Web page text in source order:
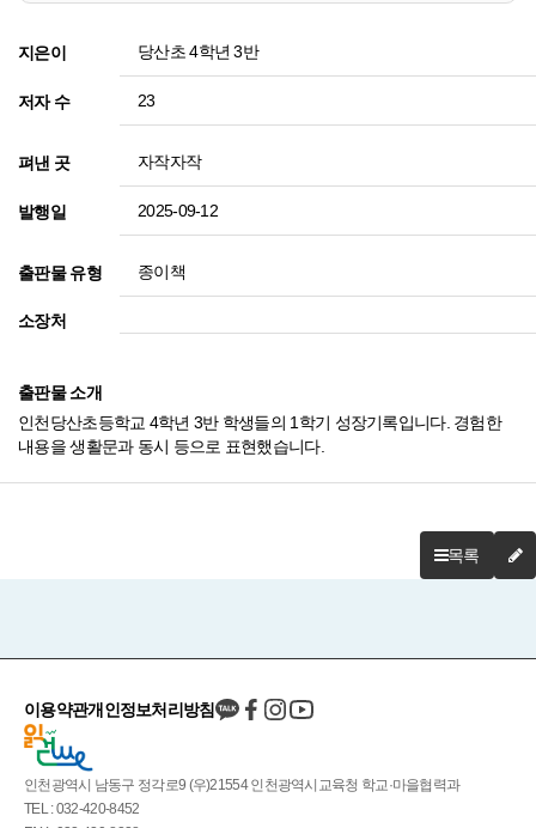
지은이 당산초 4학년 3반
저자 수 23
펴낸 곳 자작자작
발행일 2025-09-12
출판물 유형 종이책
소장처
출판물 소개
인천당산초등학교 4학년 3반 학생들의 1학기 성장기록입니다. 경험한
내용을 생활문과 동시 등으로 표현했습니다.
목록
인천광역시 남동구 정각로9 (우)21554 인천광역시교육청 학교·마을협력과
TEL : 032-420-8452
이용약관개인정보처리방침